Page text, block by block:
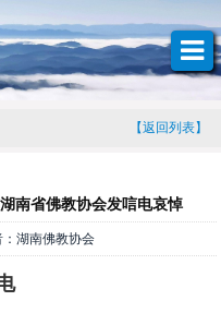
【返回列表】
南省佛教协会发唁电哀悼
湖南佛教协会